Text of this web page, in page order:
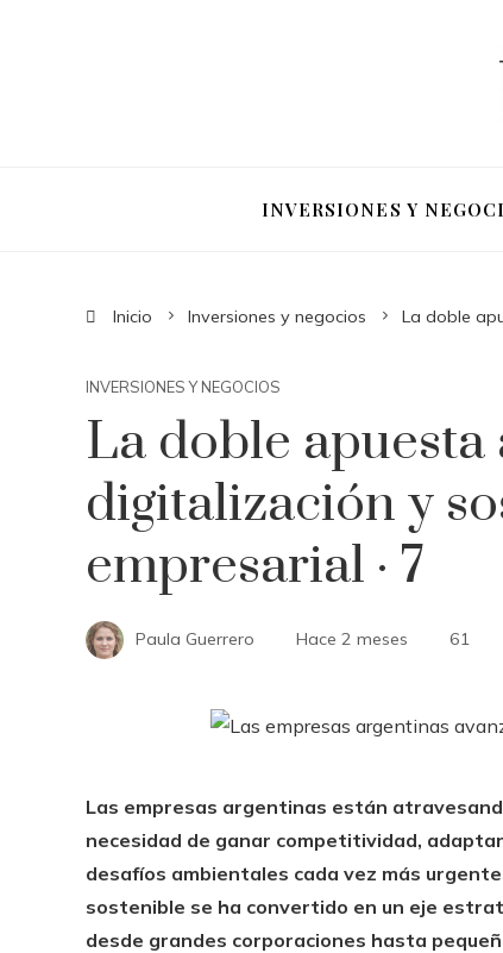
INVERSIONES Y
Inicio Inversiones y negocios La doble
INVERSIONES Y NEGOCIOS
La doble apuesta
digitalización y
empresarial · 7
Paula Guerrero Hace 2 meses 61
Las empresas argentinas están
necesidad de ganar competitividad,
desafíos ambientales cada vez más
sostenible se ha convertido en un eje
desde grandes corporaciones hasta